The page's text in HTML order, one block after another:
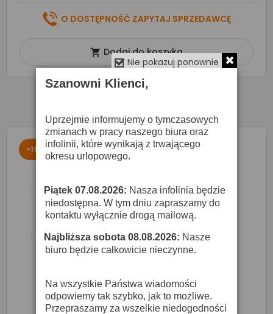
O DOSTĘPNOŚĆ ZAPYTAJ SPRZEDAWCĘ
 Dodaj do koszyka
-11%
Alto Professional ZMX122FX - Mikser
Nie pokazuj ponownie
Szanowni Klienci,
Uprzejmie informujemy o tymczasowych
zmianach w pracy naszego biura oraz
infolinii, które wynikają z trwającego
okresu urlopowego.
· Piątek 07.08.2026: Nasza infolinia będzie
niedostępna. W tym dniu zapraszamy do
kontaktu wyłącznie drogą mailową.
· Najbliższa sobota 08.08.2026: Nasze
biuro będzie całkowicie nieczynne.
Na wszystkie Państwa wiadomości
odpowiemy tak szybko, jak to możliwe.
Przepraszamy za wszelkie niedogodności